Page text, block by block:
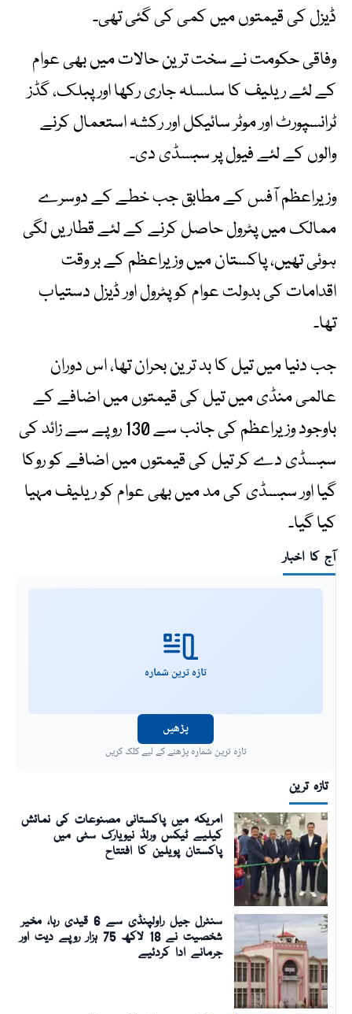
ڈیزل کی قیمتوں میں کمی کی گئی تھی۔
وفاقی حکومت نے سخت ترین حالات میں بھی عوام
کے لئے ریلیف کا سلسلہ جاری رکھا اور پبلک، گڈز
ٹرانسپورٹ اور موٹر سائیکل اور رکشہ استعمال کرنے
والوں کے لئے فیول پر سبسڈی دی۔
وزیراعظم آفس کے مطابق جب خطے کے دوسرے
ممالک میں پٹرول حاصل کرنے کے لئے قطاریں لگی
ہوئی تھیں، پاکستان میں وزیراعظم کے بر وقت
اقدامات کی بدولت عوام کو پٹرول اور ڈیزل دستیاب
تھا۔
جب دنیا میں تیل کا بد ترین بحران تھا، اس دوران
عالمی منڈی میں تیل کی قیمتوں میں اضافے کے
باوجود وزیراعظم کی جانب سے 130 روپے سے زائد کی
سبسڈی دے کر تیل کی قیمتوں میں اضافے کو روکا
گیا اور سبسڈی کی مد میں بھی عوام کو ریلیف مہیا
کیا گیا۔
آج کا اخبار
تازہ ترین شمارہ
پڑھیں
تازہ ترین شمارہ پڑھنے کے لیے کلک کریں
تازہ ترین
امریکہ میں پاکستانی مصنوعات کی نمائش
کیلیے ٹیکس ورلڈ نیویارک سٹی میں
پاکستان پویلین کا افتتاح
سنٹرل جیل راولپنڈی سے 6 قیدی رہا، مخیر
شخصیت نے 18 لاکھ 75 ہزار روپے دیت اور
جرمانے ادا کردئیے